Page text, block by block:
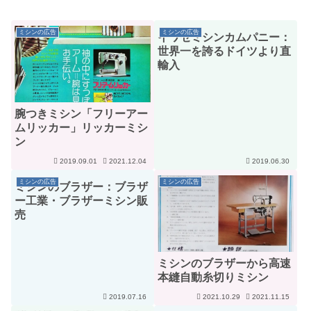
ミシンの広告
腕つきミシン「フリーアー
ムリッカー」リッカーミシ
ン
2019.09.01 2021.12.04
ミシンの広告
イワセミシンカムパニー：
世界一を誇るドイツより直
輸入
2019.06.30
ミシンの広告
ミシンのブラザー：ブラザ
ー工業・ブラザーミシン販
売
2019.07.16
ミシンの広告
ミシンのブラザーから高速
本縫自動糸切りミシン
2021.10.29 2021.11.15